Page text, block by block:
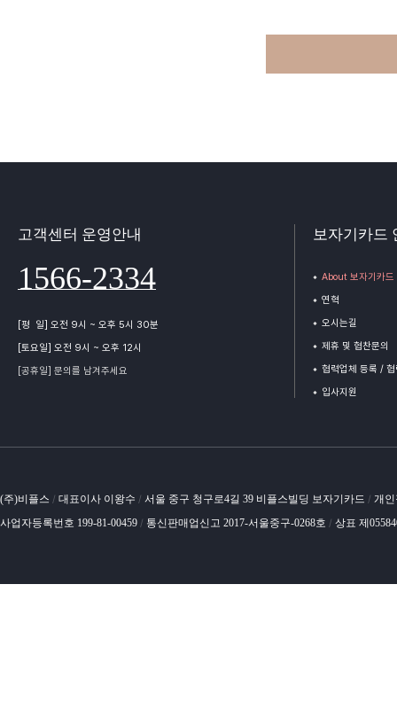
고객센터 운영안내
1566-2334
[평 일] 오전 9시 ~ 오후 5시 30분
[토요일] 오전 9시 ~ 오후 12시
[공휴일] 문의를 남겨주세요
보자기카드
About 보자기카드
연혁
오시는길
제휴 및 협찬문의
협력업체 등록 /
입사지원
(주)비플스 / 대표이사 이왕수 / 서울 중구 청구로4길 39 비플스빌딩 보자기카드 / 개
사업자등록번호 199-81-00459 / 통신판매업신고 2017-서울중구-0268호 / 상표 제